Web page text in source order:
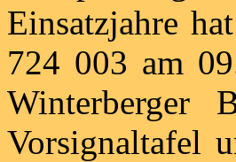
Einsatzjahre
724 003 am
Winterberger
Vorsignaltafel